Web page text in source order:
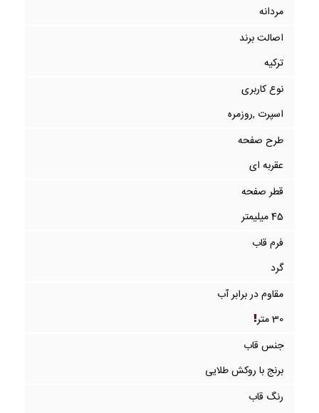
مردانه
اصالت برند
ترکیه
نوع کاربری
اسپرت ,روزمره
طرح صفحه
عقربه ای
قطر صفحه
45 میلیمتر
فرم قاب
گرد
مقاوم در برابر آب
30 متر
جنس قاب
برنج با روکش طلایی
رنگ قاب